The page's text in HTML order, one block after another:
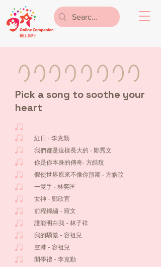
Pick a song to soothe your
heart
紅日 - 李克勤
我們都是這樣長大的 - 鄭秀文
你是你本身的傳奇- 方皓玟
假使世界原來不像你預期 - 方皓玟
一雙手 - 林奕匡
女神 - 鄭欣宜
前程錦繡 - 羅文
誰能明白我 - 林子祥
我的驕傲 - 容祖兒
空港 - 容祖兒
開學禮 - 李克勤